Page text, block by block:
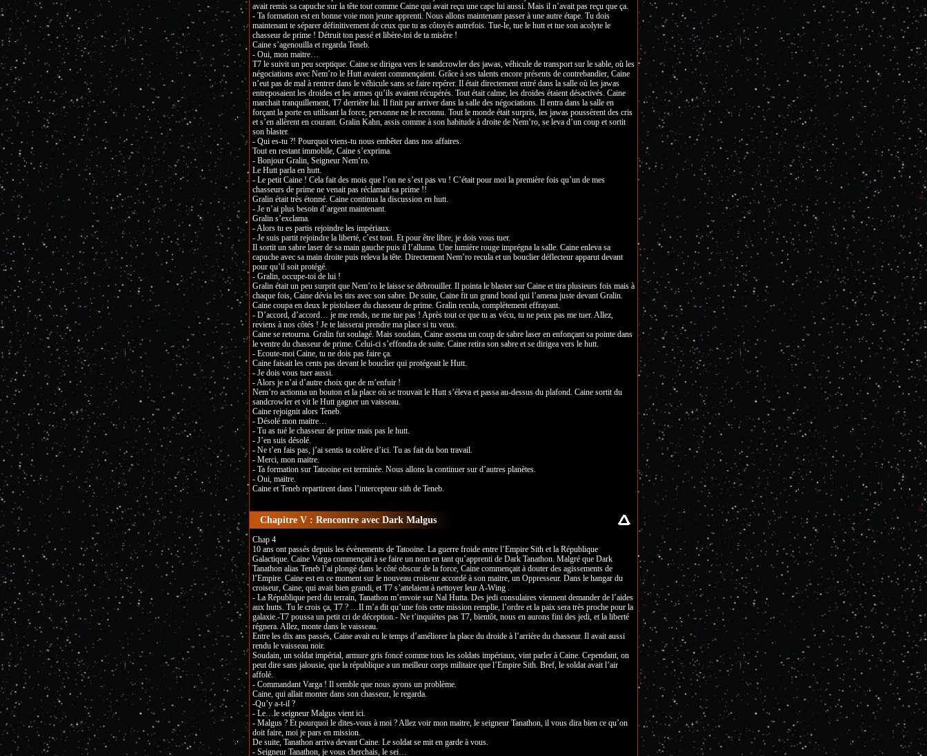
avait remis sa capuche sur la tête tout comme Caine qui avait reçu une cape lui aussi. Mais il n’avait pas reçu que ça.
- Ta formation est en bonne voie mon jeune apprenti. Nous allons maintenant passer à une autre étape. Tu dois
maintenant te séparer définitivement de ceux que tu as côtoyés autrefois. Tue-le, tue le hutt et tue son acolyte le
chasseur de prime ! Détruit ton passé et libère-toi de ta misère !
Caine s’agenouilla et regarda Teneb.
- Oui, mon maitre…
T7 le suivit un peu sceptique. Caine se dirigea vers le sandcrowler des jawas, véhicule de transport sur le sable, où les
négociations avec Nem’ro le Hutt avaient commençaient. Grâce à ses talents encore présents de contrebandier, Caine
n’eut pas de mal à rentrer dans le véhicule sans se faire repérer. Il était directement entré dans la salle où les jawas
entreposaient les droides et les armes qu’ils avaient récupérés. Tout était calme, les droides étaient désactivés. Caine
marchait tranquillement, T7 derrière lui. Il finit par arriver dans la salle des négociations. Il entra dans la salle en
forçant la porte en utilisant la force, personne ne le reconnu. Tout le monde était surpris, les jawas poussèrent des cris
et s’en allèrent en courant. Gralin Kahn, assis comme à son habitude à droite de Nem’ro, se leva d’un coup et sortit
son blaster.
- Qui es-tu ?! Pourquoi viens-tu nous embêter dans nos affaires.
Tout en restant immobile, Caine s’exprima.
- Bonjour Gralin, Seigneur Nem’ro.
Le Hutt parla en hutt.
- Le petit Caine ! Cela fait des mois que l’on ne s’est pas vu ! C’était pour moi la première fois qu’un de mes
chasseurs de prime ne venait pas réclamait sa prime !!
Gralin était très étonné. Caine continua la discussion en hutt.
- Je n’ai plus besoin d’argent maintenant.
Gralin s’exclama.
- Alors tu es partis rejoindre les impériaux.
- Je suis partit rejoindre la liberté, c’est tout. Et pour être libre, je dois vous tuer.
Il sortit un sabre laser de sa main gauche puis il l’alluma. Une lumière rouge imprégna la salle. Caine enleva sa
capuche avec sa main droite puis releva la tête. Directement Nem’ro recula et un bouclier déflecteur apparut devant
pour qu’il soit protégé.
- Gralin, occupe-toi de lui !
Gralin était un peu surprit que Nem’ro le laisse se débrouiller. Il pointa le blaster sur Caine et tira plusieurs fois mais à
chaque fois, Caine dévia les tirs avec son sabre. De suite, Caine fit un grand bond qui l’amena juste devant Gralin.
Caine coupa en deux le pistolaser du chasseur de prime. Gralin recula, complètement effrayant.
- D’accord, d’accord… je me rends, ne me tue pas ! Après tout ce que tu as vécu, tu ne peux pas me tuer. Allez,
reviens à nos côtés ! Je te laisserai prendre ma place si tu veux.
Caine se retourna. Gralin fut soulagé. Mais soudain, Caine assena un coup de sabre laser en enfonçant sa pointe dans
le ventre du chasseur de prime. Celui-ci s’effondra de suite. Caine retira son sabre et se dirigea vers le hutt.
- Ecoute-moi Caine, tu ne dois pas faire ça.
Caine faisait les cents pas devant le bouclier qui protégeait le Hutt.
- Je dois vous tuer aussi.
- Alors je n’ai d’autre choix que de m’enfuir !
Nem’ro actionna un bouton et la place où se trouvait le Hutt s’éleva et passa au-dessus du plafond. Caine sortit du
sandcrowler et vit le Hutt gagner un vaisseau.
Caine rejoignit alors Teneb.
- Désolé mon maitre…
- Tu as tué le chasseur de prime mais pas le hutt.
- J’en suis désolé.
- Ne t’en fais pas, j’ai sentis ta colère d’ici. Tu as fait du bon travail.
- Merci, mon maitre.
- Ta formation sur Tatooine est terminée. Nous allons la continuer sur d’autres planètes.
- Oui, maitre.
Caine et Teneb repartirent dans l’intercepteur sith de Teneb.
Chapitre V : Rencontre avec Dark Malgus
Chap 4
10 ans ont passés depuis les évènements de Tatooine. La guerre froide entre l’Empire Sith et la République
Galactique. Caine Varga commençait à se faire un nom en tant qu’apprenti de Dark Tanathon. Malgré que Dark
Tanathon alias Teneb l’ai plongé dans le côté obscur de la force, Caine commençait à douter des agissements de
l’Empire. Caine est en ce moment sur le nouveau croiseur accordé à son maitre, un Oppresseur. Dans le hangar du
croiseur, Caine, qui avait bien grandi, et T7 s’attelaient à nettoyer leur A-Wing .
- La République perd du terrain, Tanathon m’envoie sur Nal Hutta. Des jedi consulaires viennent demander de l’aides
aux hutts. Tu le crois ça, T7 ? …Il m’a dit qu’une fois cette mission remplie, l’ordre et la paix sera très proche pour la
galaxie.-T7 poussa un petit cri de déception.- Ne t’inquiètes pas T7, bientôt, nous en aurons fini des jedi, et la liberté
régnera. Allez, monte dans le vaisseau.
Entre les dix ans passés, Caine avait eu le temps d’améliorer la place du droide à l’arrière du chasseur. Il avait aussi
rendu le vaisseau noir.
Soudain, un soldat impérial, armure gris foncé comme tous les soldats impériaux, vint parler à Caine. Cependant, on
peut dire sans jalousie, que la république a un meilleur corps militaire que l’Empire Sith. Bref, le soldat avait l’air
affolé.
- Commandant Varga ! Il semble que nous ayons un problème.
Caine, qui allait monter dans son chasseur, le regarda.
-Qu’y a-t-il ?
- Le…le seigneur Malgus vient ici.
- Malgus ? Et pourquoi le dites-vous à moi ? Allez voir mon maitre, le seigneur Tanathon, il vous dira bien ce qu’on
doit faire, moi je pars en mission.
De suite, Tanathon arriva devant Caine. Le soldat se mit en garde à vous.
- Seigneur Tanathon, je vous cherchais, le sei…